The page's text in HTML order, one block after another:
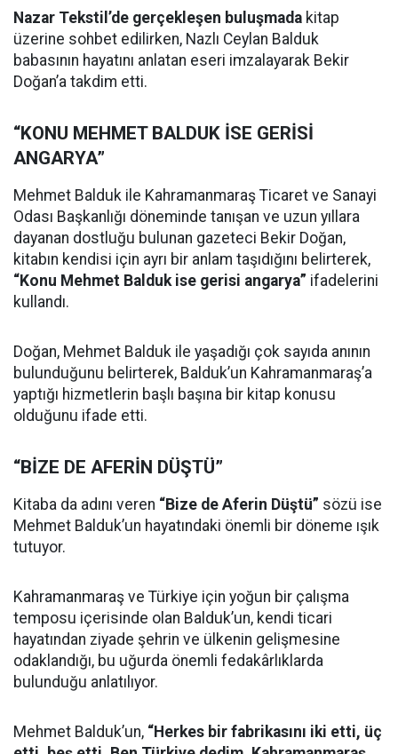
Nazar Tekstil’de gerçekleşen buluşmada kitap
üzerine sohbet edilirken, Nazlı Ceylan Balduk
babasının hayatını anlatan eseri imzalayarak Bekir
Doğan’a takdim etti.
“KONU MEHMET BALDUK İSE GERİSİ
ANGARYA”
Mehmet Balduk ile Kahramanmaraş Ticaret ve Sanayi
Odası Başkanlığı döneminde tanışan ve uzun yıllara
dayanan dostluğu bulunan gazeteci Bekir Doğan,
kitabın kendisi için ayrı bir anlam taşıdığını belirterek,
“Konu Mehmet Balduk ise gerisi angarya” ifadelerini
kullandı.
Doğan, Mehmet Balduk ile yaşadığı çok sayıda anının
bulunduğunu belirterek, Balduk’un Kahramanmaraş’a
yaptığı hizmetlerin başlı başına bir kitap konusu
olduğunu ifade etti.
“BİZE DE AFERİN DÜŞTÜ”
Kitaba da adını veren “Bize de Aferin Düştü” sözü ise
Mehmet Balduk’un hayatındaki önemli bir döneme ışık
tutuyor.
Kahramanmaraş ve Türkiye için yoğun bir çalışma
temposu içerisinde olan Balduk’un, kendi ticari
hayatından ziyade şehrin ve ülkenin gelişmesine
odaklandığı, bu uğurda önemli fedakârlıklarda
bulunduğu anlatılıyor.
Mehmet Balduk’un, “Herkes bir fabrikasını iki etti, üç